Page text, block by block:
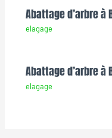
Abattage d’arbre à
elagage
Abattage d’arbre à
elagage